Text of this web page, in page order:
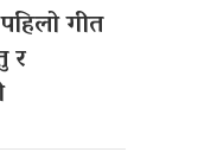
गीत
र